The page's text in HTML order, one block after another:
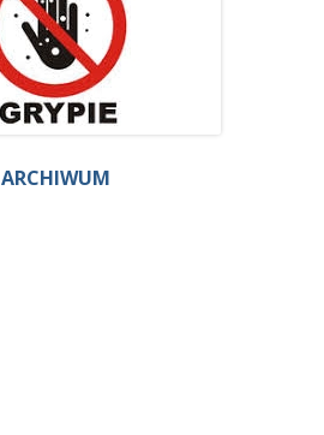
ARCHIWUM